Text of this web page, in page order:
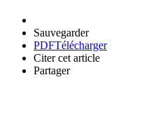
Sauvegarder
PDFTélécharger
Citer cet article
Partager